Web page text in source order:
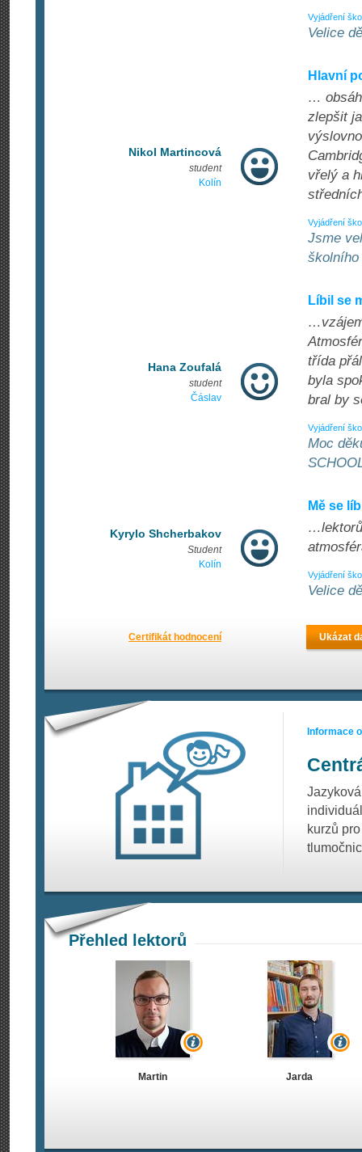
Vyjádření
Velice
Nikol Martincová
student
Kolín
Hlavní
…
zlepšit
vřelý a
Vyjádření
Jsme
školního
Hana Zoufalá
student
Čáslav
Líbil se
třída
byla
bral by
Vyjádření
Moc
Kyrylo Shcherbakov
Student
Kolín
Mě se
Vyjádření
Velice
Certifikát hodnocení Ukázat
Informace
kurzů
Přehled lektorů
Martin Jarda